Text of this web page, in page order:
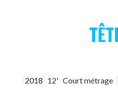
2018 12' Court métrage